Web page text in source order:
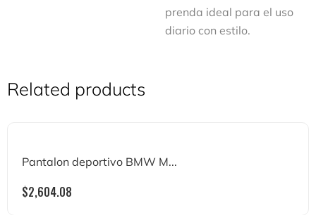
prenda ideal para el uso
diario con estilo.
Related products
Pantalon deportivo BMW M...
$2,604.08